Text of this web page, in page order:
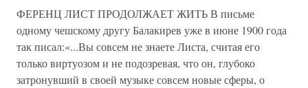
ФЕРЕНЦ ЛИСТ ПРОДОЛЖАЕТ ЖИТЬ В письме
одному чешскому другу Балакирев уже в июне 1900 года
так писал:«...Вы совсем не знаете Листа, считая его
только виртуозом и не подозревая, что он, глубоко
затронувший в своей музыке совсем новые сферы, о